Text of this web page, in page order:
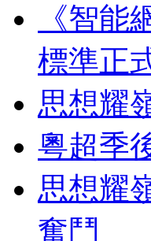
《智
標準正
思想耀
粵超季
思想耀
奮鬥